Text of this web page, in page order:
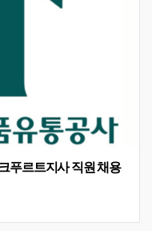
푸르트지사 직원 채용